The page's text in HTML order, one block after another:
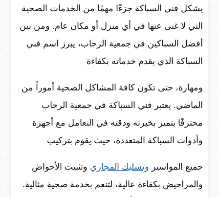
يشكل فني السباكة جزءًا مهمًا من الخدمات الصحية
التي لا غنى عنها في أي منزل أو مكان عام. ومن بين
أفضل السباكين في جمعية الرحاب، يبرز اسم فني
السباكة الذي يقدم خدماته بكفاءة
ومهارة، حتى تكون كافة المشاكل الصحية أموراً من
الماضي. يعتبر فني السباكة في جمعية الرحاب
محترفًا يتميز بخبرته ودقته في التعامل مع أجهزة
وأدوات السباكة المتعددة، حيث يقوم بتركيب
جميع المواسير وتسليك المجاري وتثبيت الأحواض
والمراحيض بكفاءة عالية، لتنعم بخدمة صحية مثالية.